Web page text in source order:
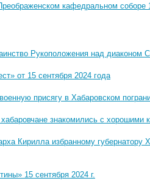
кафедральном соборе
Рукоположения над диаконом
от 15 сентября 2024 года
присягу в Хабаровском
знакомились с хорошими
Кирилла избранному губернатору
15 сентября 2024 г.